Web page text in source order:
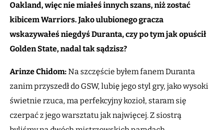
Oakland, więc nie miałeś innych szans, niż zostać
kibicem Warriors. Jako ulubionego gracza
wskazywałeś niegdyś Duranta, czy po tym jak opuścił
Golden State, nadal tak sądzisz?
Arinze Chidom: Na szczęście byłem fanem Duranta
zanim przyszedł do GSW, lubię jego styl gry, jako wysoki
świetnie rzuca, ma perfekcyjny kozioł, staram się
czerpać z jego warsztatu jak najwięcej. Z siostrą